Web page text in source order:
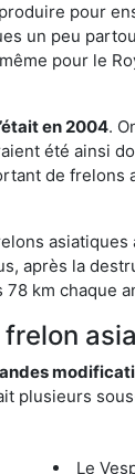
pour
un peu
pour le
en 2004.
été ainsi
de frelons
après la
km chaque
plusieurs
Le